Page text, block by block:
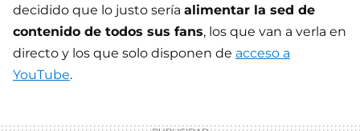
decidido que lo justo sería alimentar la sed de
contenido de todos sus fans, los que van a verla en
directo y los que solo disponen de acceso a
YouTube.